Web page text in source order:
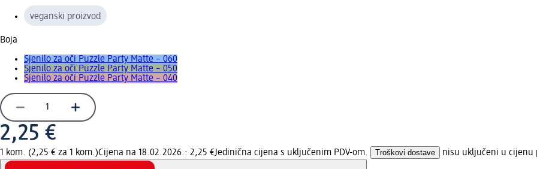
veganski proizvod
Boja
Sjenilo za oči Puzzle Party Matte – 060
Sjenilo za oči Puzzle Party Matte – 050
Sjenilo za oči Puzzle Party Matte – 040
2,25 €
1 kom. (2,25 € za 1 kom.)Cijena na 18.02.2026.: 2,25 €Jedinična cijena s uključenim PDV-om. Troškovi dostave nisu uključeni u cijenu